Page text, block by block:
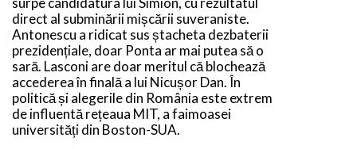
direct al subminării mișcării suveraniste.
Antonescu a ridicat sus ștacheta dezbaterii
prezidențiale, doar Ponta ar mai putea să o
sară. Lasconi are doar meritul că blochează
accederea în finală a lui Nicușor Dan. În
politică și alegerile din România este extrem
de influentă rețeaua MIT, a faimoasei
universități din Boston-SUA.